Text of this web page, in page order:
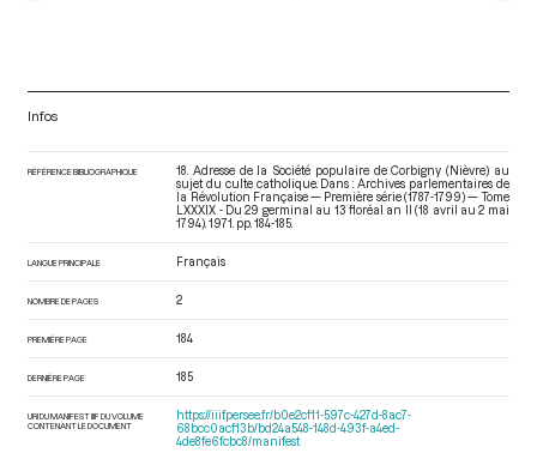
Infos
RÉFÉRENCE BIBLIOGRAPHIQUE
18. Adresse de la Société populaire de Corbigny (Nièvre) au
sujet du culte catholique. Dans : Archives parlementaires de
la Révolution Française — Première série (1787-1799) — Tome
LXXXIX - Du 29 germinal au 13 floréal an II (18 avril au 2 mai
1794) . 1971. pp. 184-185.
LANGUE PRINCIPALE Français
NOMBRE DE PAGES 2
PREMIÈRE PAGE 184
DERNIÈRE PAGE 185
URI DU MANIFEST IIIF DU VOLUME
CONTENANT LE DOCUMENT
https://iiif.persee.fr/b0e2cf11-597c-427d-8ac7-
68bcc0acf13b/bd24a548-148d-493f-a4ed-
4de8fe6fcbc8/manifest